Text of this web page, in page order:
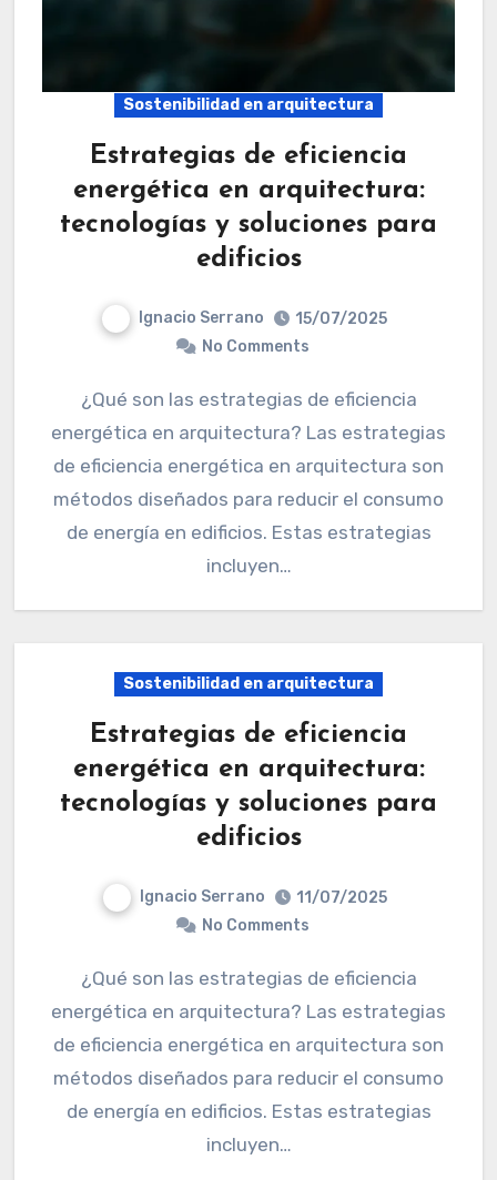
Sostenibilidad en arquitectura
Estrategias de eficiencia
energética en arquitectura:
tecnologías y soluciones para
edificios
Ignacio Serrano
15/07/2025
No Comments
¿Qué son las estrategias de eficiencia
energética en arquitectura? Las estrategias
de eficiencia energética en arquitectura son
métodos diseñados para reducir el consumo
de energía en edificios. Estas estrategias
incluyen…
Sostenibilidad en arquitectura
Estrategias de eficiencia
energética en arquitectura:
tecnologías y soluciones para
edificios
Ignacio Serrano
11/07/2025
No Comments
¿Qué son las estrategias de eficiencia
energética en arquitectura? Las estrategias
de eficiencia energética en arquitectura son
métodos diseñados para reducir el consumo
de energía en edificios. Estas estrategias
incluyen…